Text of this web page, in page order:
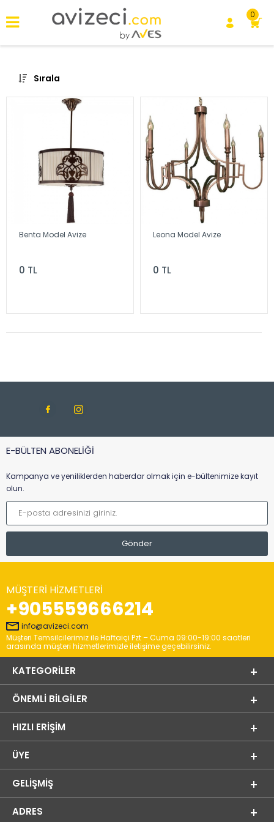
0
Sırala
Benta Model Avize
0 TL
Leona Model Avize
0 TL
E-BÜLTEN ABONELİĞİ
Kampanya ve yeniliklerden haberdar olmak için e-bültenimize kayıt
olun.
MÜŞTERI HIZMETLERI
+905559666214
info@avizeci.com
Müşteri Temsilcilerimiz ile Haftaiçi Pzt – Cuma 09:00-19:00 saatleri
arasında müşteri hizmetlerimizle iletişime geçebilirsiniz.
KATEGORILER
ÖNEMLI BILGILER
HIZLI ERIŞIM
ÜYE
GELIŞMIŞ
ADRES